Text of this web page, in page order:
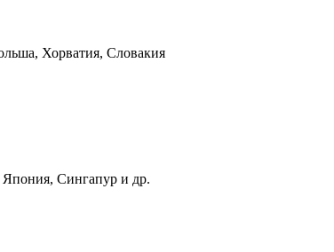
Хорватия, Словакия
Сингапур и др.